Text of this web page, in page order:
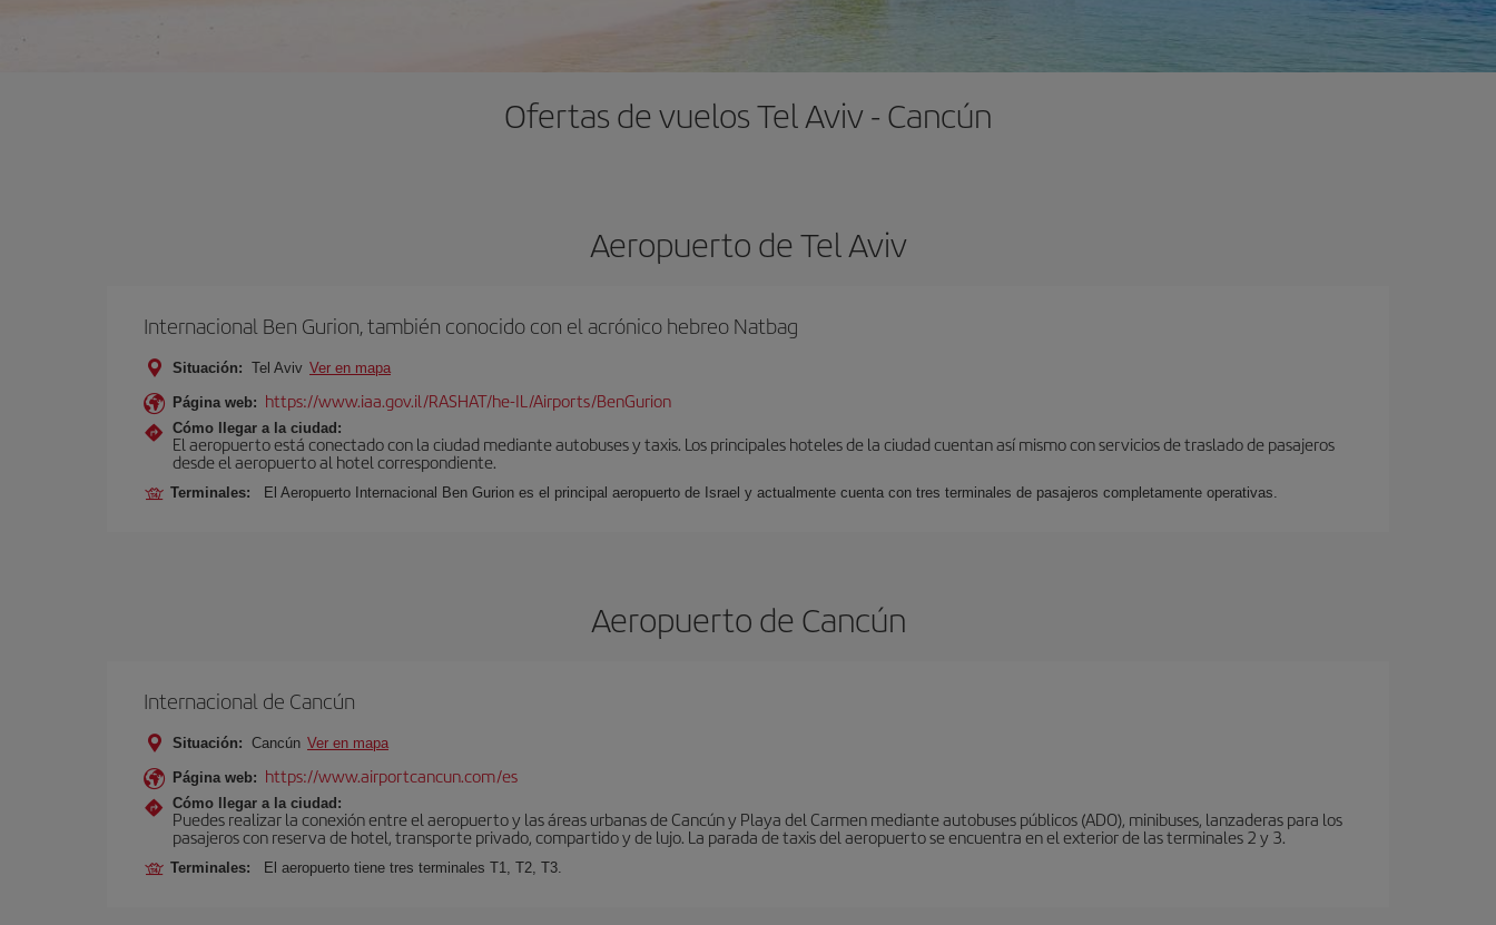
Ofertas de vuelos Tel Aviv - Cancún
Aeropuerto de Tel Aviv
Internacional Ben Gurion, también conocido con el acrónico hebreo Natbag
Situación: Tel Aviv Ver en mapa
Página web: https://www.iaa.gov.il/RASHAT/he-IL/Airports/BenGurion
Cómo llegar a la ciudad:
El aeropuerto está conectado con la ciudad mediante autobuses y taxis. Los principales hoteles de la ciudad cuentan así mismo con servicios de traslado de pasajeros
desde el aeropuerto al hotel correspondiente.
Terminales: El Aeropuerto Internacional Ben Gurion es el principal aeropuerto de Israel y actualmente cuenta con tres terminales de pasajeros completamente operativas.
Aeropuerto de Cancún
Internacional de Cancún
Situación: Cancún Ver en mapa
Página web: https://www.airportcancun.com/es
Cómo llegar a la ciudad:
Puedes realizar la conexión entre el aeropuerto y las áreas urbanas de Cancún y Playa del Carmen mediante autobuses públicos (ADO), minibuses, lanzaderas para los
pasajeros con reserva de hotel, transporte privado, compartido y de lujo. La parada de taxis del aeropuerto se encuentra en el exterior de las terminales 2 y 3.
Terminales: El aeropuerto tiene tres terminales T1, T2, T3.